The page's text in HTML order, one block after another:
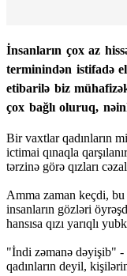
İnsanların çox az
terminindən istifadə
etibarilə biz
çox bağlı oluruq,
Bir vaxtlar qadınların
ictimai qınaqla
tərzinə görə qızları
Amma zaman keçdi,
insanların gözləri
hansısa qızı yarıqlı
"İndi zəmanə dəyişib" -
qadınların deyil,